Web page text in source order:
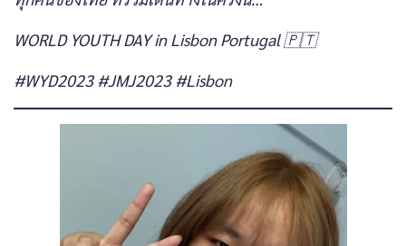
WORLD YOUTH DAY in Lisbon Portugal🇵🇹
#WYD2023 #JMJ2023 #Lisbon